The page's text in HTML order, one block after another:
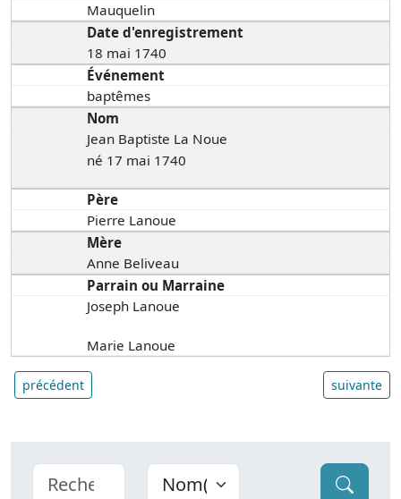
Mauquelin
Date d'enregistrement
18 mai 1740
Événement
baptêmes
Nom
Jean Baptiste La Noue
né 17 mai 1740
Père
Pierre Lanoue
Mère
Anne Beliveau
Parrain ou Marraine
Joseph Lanoue
Marie Lanoue
précédent suivante